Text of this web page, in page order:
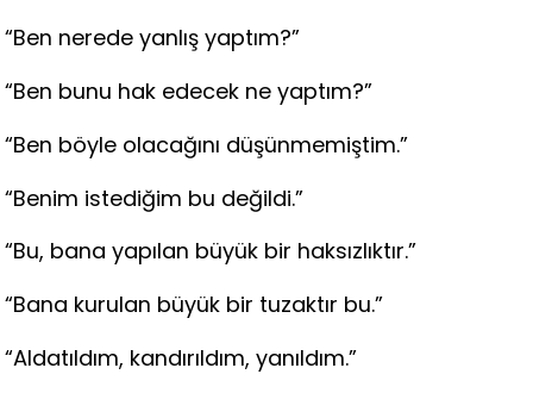
“Ben nerede yanlış yaptım?”
“Ben bunu hak edecek ne yaptım?”
“Ben böyle olacağını düşünmemiştim.”
“Benim istediğim bu değildi.”
“Bu, bana yapılan büyük bir haksızlıktır.”
“Bana kurulan büyük bir tuzaktır bu.”
“Aldatıldım, kandırıldım, yanıldım.”